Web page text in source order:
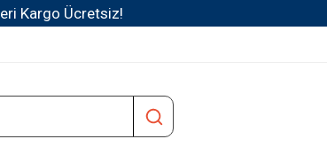
Kargo Ücretsiz!